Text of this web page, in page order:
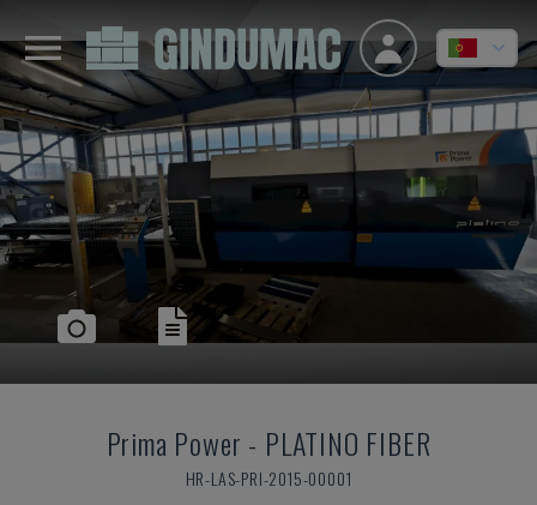
Prima Power - PLATINO FIBER
HR-LAS-PRI-2015-00001